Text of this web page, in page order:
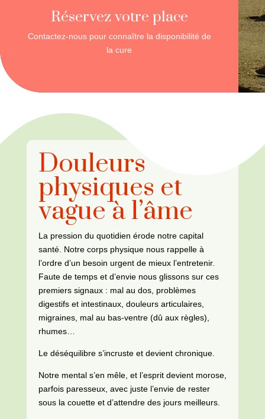
Réservez votre place
Contactez-nous pour connaître la disponibilité de
la cure
Douleurs
physiques et
vague à l’âme
La pression du quotidien érode notre capital
santé. Notre corps physique nous rappelle à
l’ordre d’un besoin urgent de mieux l’entretenir.
Faute de temps et d’envie nous glissons sur ces
premiers signaux : mal au dos, problèmes
digestifs et intestinaux, douleurs articulaires,
migraines, mal au bas-ventre (dû aux règles),
rhumes…
Le déséquilibre s’incruste et devient chronique.
Notre mental s’en mêle, et l’esprit devient morose,
parfois paresseux, avec juste l’envie de rester
sous la couette et d’attendre des jours meilleurs.